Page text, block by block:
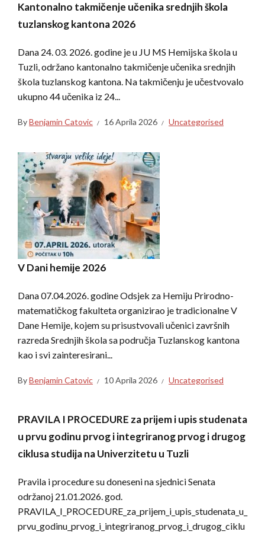
Kantonalno takmičenje učenika srednjih škola
tuzlanskog kantona 2026
Dana 24. 03. 2026. godine je u JU MS Hemijska škola u
Tuzli, održano kantonalno takmičenje učenika srednjih
škola tuzlanskog kantona. Na takmičenju je učestvovalo
ukupno 44 učenika iz 24...
ByBenjamin Catovic 16 Aprila 2026 Uncategorised
V Dani hemije 2026
Dana 07.04.2026. godine Odsjek za Hemiju Prirodno-
matematičkog fakulteta organizirao je tradicionalne V
Dane Hemije, kojem su prisustvovali učenici završnih
razreda Srednjih škola sa područja Tuzlanskog kantona
kao i svi zainteresirani...
ByBenjamin Catovic 10 Aprila 2026 Uncategorised
PRAVILA I PROCEDURE za prijem i upis studenata
u prvu godinu prvog i integriranog prvog i drugog
ciklusa studija na Univerzitetu u Tuzli
Pravila i procedure su doneseni na sjednici Senata
održanoj 21.01.2026. god.
PRAVILA_I_PROCEDURE_za_prijem_i_upis_studenata_u_
prvu_godinu_prvog_i_integriranog_prvog_i_drugog_ciklu